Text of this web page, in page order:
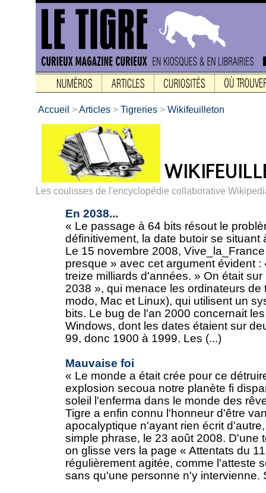
Accueil >Articles > Tigreries > Wikifeuilleton
Les coulisses de l'encyclopédie collaborative
En 2038...
« Le passage à 64 bits résout le
définitivement, la date butoir se
Le 15 novembre 2008,
presque » avec cet argument évident
treize milliards d'années. » On était
2038 », qui menace les ordinateurs de
modo, Mac et Linux), qui utilisent un
bits. Le bug de l'an 2000 concernait
Windows, dont les dates étaient sur
99, donc 1900 à 1999. Les (...)
Mauvaise foi
« Le monde a était crée pour ce
explosion secoua notre planète fi
soleil l'enferma dans le monde des
Tigre a enfin connu l'honneur d'être
apocalyptique n'ayant rien écrit
simple phrase, le 23 août 2008. D'une
on glisse vers la page « Attentats du
régulièrement agitée, comme l'atteste
sans qu'une personne n'y intervienne.